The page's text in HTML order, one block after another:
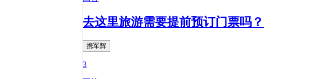
去这里旅游需要提前预订门票吗？
携军辉
3